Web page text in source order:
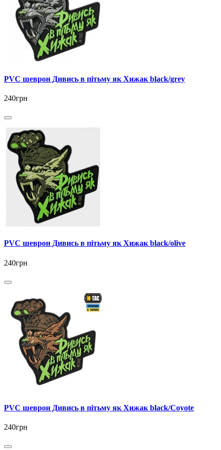
PVC шеврон Дивись в пітьму як Хижак black/grey
240грн
PVC шеврон Дивись в пітьму як Хижак black/olive
240грн
PVC шеврон Дивись в пітьму як Хижак black/Coyote
240грн